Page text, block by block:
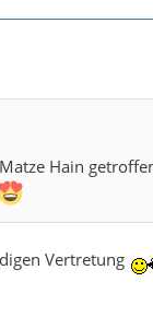
Hain
Vertretung